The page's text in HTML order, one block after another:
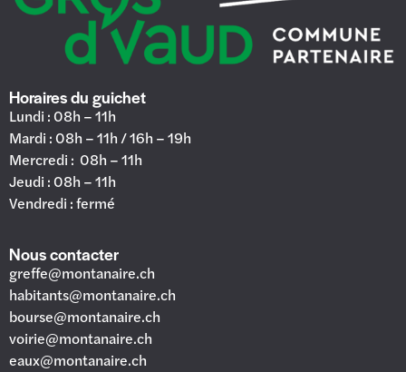
Horaires du guichet
Lundi : 08h – 11h
Mardi : 08h – 11h / 16h – 19h
Mercredi : 08h – 11h
Jeudi : 08h – 11h
Vendredi : fermé
Nous contacter
greffe@montanaire.ch
habitants@montanaire.ch
bourse@montanaire.ch
voirie@montanaire.ch
eaux@montanaire.ch